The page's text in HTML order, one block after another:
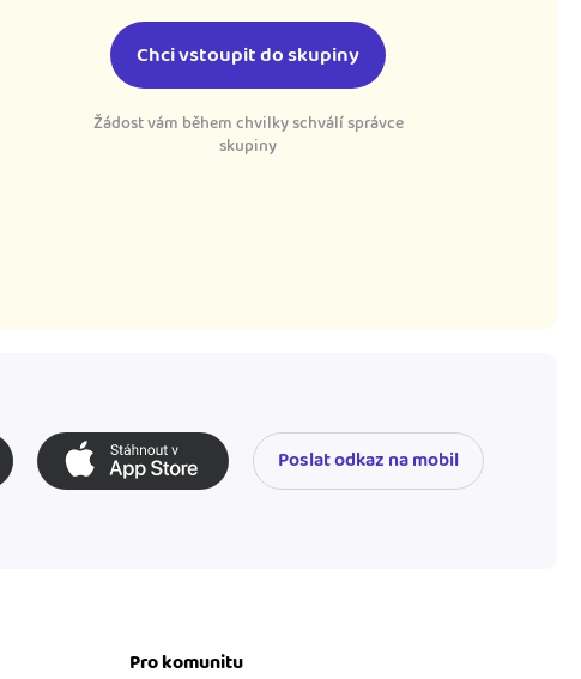
Chci vstoupit do skupiny
Žádost vám během chvilky schválí správce
skupiny
Poslat odkaz na mobil
Pro komunitu